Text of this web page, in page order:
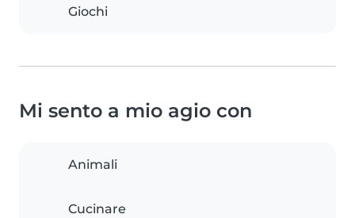
Giochi
Mi sento a mio agio con
Animali
Cucinare